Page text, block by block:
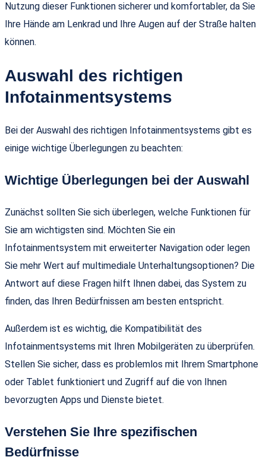
Nutzung dieser Funktionen sicherer und komfortabler, da Sie
Ihre Hände am Lenkrad und Ihre Augen auf der Straße halten
können.
Auswahl des richtigen
Infotainmentsystems
Bei der Auswahl des richtigen Infotainmentsystems gibt es
einige wichtige Überlegungen zu beachten:
Wichtige Überlegungen bei der Auswahl
Zunächst sollten Sie sich überlegen, welche Funktionen für
Sie am wichtigsten sind. Möchten Sie ein
Infotainmentsystem mit erweiterter Navigation oder legen
Sie mehr Wert auf multimediale Unterhaltungsoptionen? Die
Antwort auf diese Fragen hilft Ihnen dabei, das System zu
finden, das Ihren Bedürfnissen am besten entspricht.
Außerdem ist es wichtig, die Kompatibilität des
Infotainmentsystems mit Ihren Mobilgeräten zu überprüfen.
Stellen Sie sicher, dass es problemlos mit Ihrem Smartphone
oder Tablet funktioniert und Zugriff auf die von Ihnen
bevorzugten Apps und Dienste bietet.
Verstehen Sie Ihre spezifischen
Bedürfnisse